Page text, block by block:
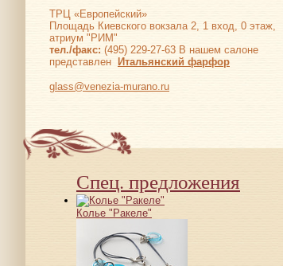
ТРЦ «Европейский»
Площадь Киевского вокзала 2, 1 вход, 0 этаж,
атриум "РИМ"
тел./факс: (495) 229-27-63 В нашем салоне
представлен
Итальянский фарфор
glass@venezia-murano.ru
Спец. предложения
Колье "Ракеле"